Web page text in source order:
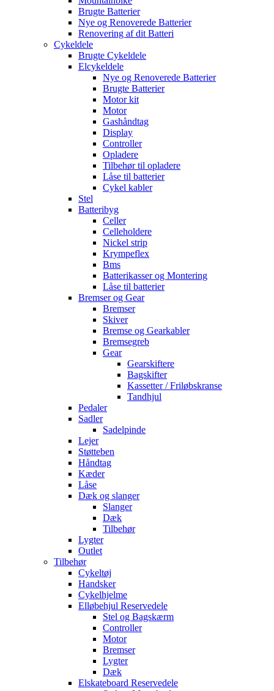
Brugte Batterier
Nye og Renoverede Batterier
Renovering af dit Batteri
Cykeldele
Brugte Cykeldele
Elcykeldele
Nye og Renoverede Batterier
Brugte Batterier
Motor kit
Motor
Gashåndtag
Display
Controller
Opladere
Tilbehør til opladere
Låse til batterier
Cykel kabler
Stel
Batteribyg
Celler
Celleholdere
Nickel strip
Krympeflex
Bms
Batterikasser og Montering
Låse til batterier
Bremser og Gear
Bremser
Skiver
Bremse og Gearkabler
Bremsegreb
Gear
Gearskiftere
Bagskifter
Kassetter / Friløbskranse
Tandhjul
Pedaler
Sadler
Sadelpinde
Lejer
Støtteben
Håndtag
Kæder
Låse
Dæk og slanger
Slanger
Dæk
Tilbehør
Lygter
Outlet
Tilbehør
Cykeltøj
Handsker
Cykelhjelme
Elløbehjul Reservedele
Stel og Bagskærm
Controller
Motor
Bremser
Lygter
Dæk
Elskateboard Reservedele